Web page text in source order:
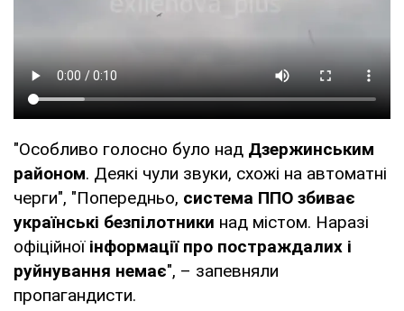
"Особливо голосно було над Дзержинським
районом. Деякі чули звуки, схожі на автоматні
черги", "Попередньо, система ППО збиває
українські безпілотники над містом. Наразі
офіційної інформації про постраждалих і
руйнування немає", – запевняли
пропагандисти.